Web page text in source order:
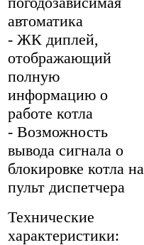
автоматика
- ЖК диплей,
отображающий
полную
информацию о
работе котла
- Возможность
вывода сигнала о
блокировке котла на
пульт диспетчера
Технические
характеристики: